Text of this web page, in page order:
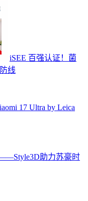
iSEE 百强认证！菌
线
17 Ultra by Leica
助力苏豪时